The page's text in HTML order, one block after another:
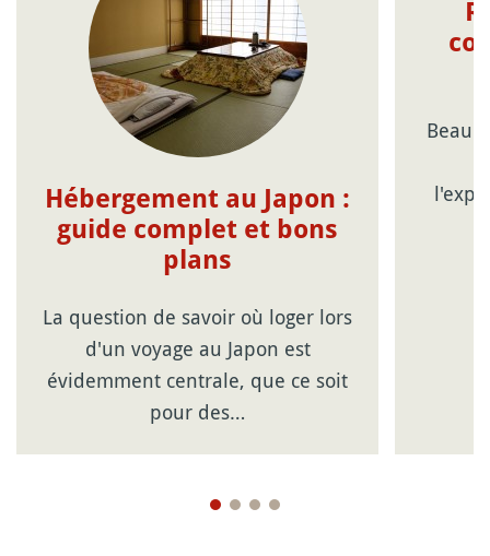
Hébergement au Japon :
guide complet et bons
plans
La question de savoir où loger lors
d'un voyage au Japon est
évidemment centrale, que ce soit
pour des…